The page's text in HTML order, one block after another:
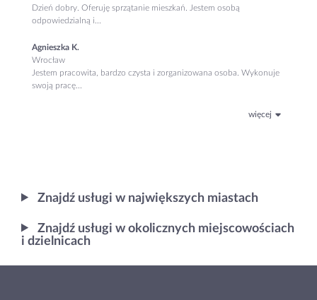
Dzień dobry. Oferuję sprzątanie mieszkań. Jestem osobą
odpowiedzialną i...
Agnieszka K.
Wrocław
Jestem pracowita, bardzo czysta i zorganizowana osoba. Wykonuje
swoją pracę...
więcej
Znajdź usługi w największych miastach
Znajdź usługi w okolicznych miejscowościach
i dzielnicach